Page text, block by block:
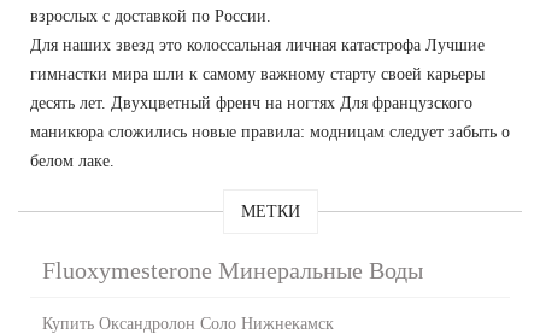
взрослых с доставкой по России.
Для наших звезд это колоссальная личная катастрофа Лучшие
гимнастки мира шли к самому важному старту своей карьеры
десять лет. Двухцветный френч на ногтях Для французского
маникюра сложились новые правила: модницам следует забыть о
белом лаке.
МЕТКИ
Fluoxymesterone Минеральные Воды
Купить Оксандролон Соло Нижнекамск